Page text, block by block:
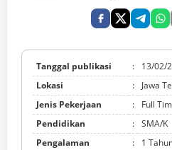
Tanggal publikasi :
13/02/
Lokasi
:
Jawa
Jenis Pekerjaan
:
Full
Pendidikan
: SMA/K
Pengalaman
: 1